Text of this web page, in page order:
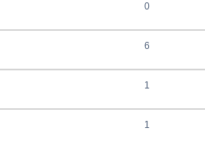
0
6
1
1